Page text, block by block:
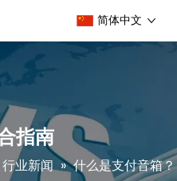
简体中文
指南
行业新闻 » 什么是支付音箱？